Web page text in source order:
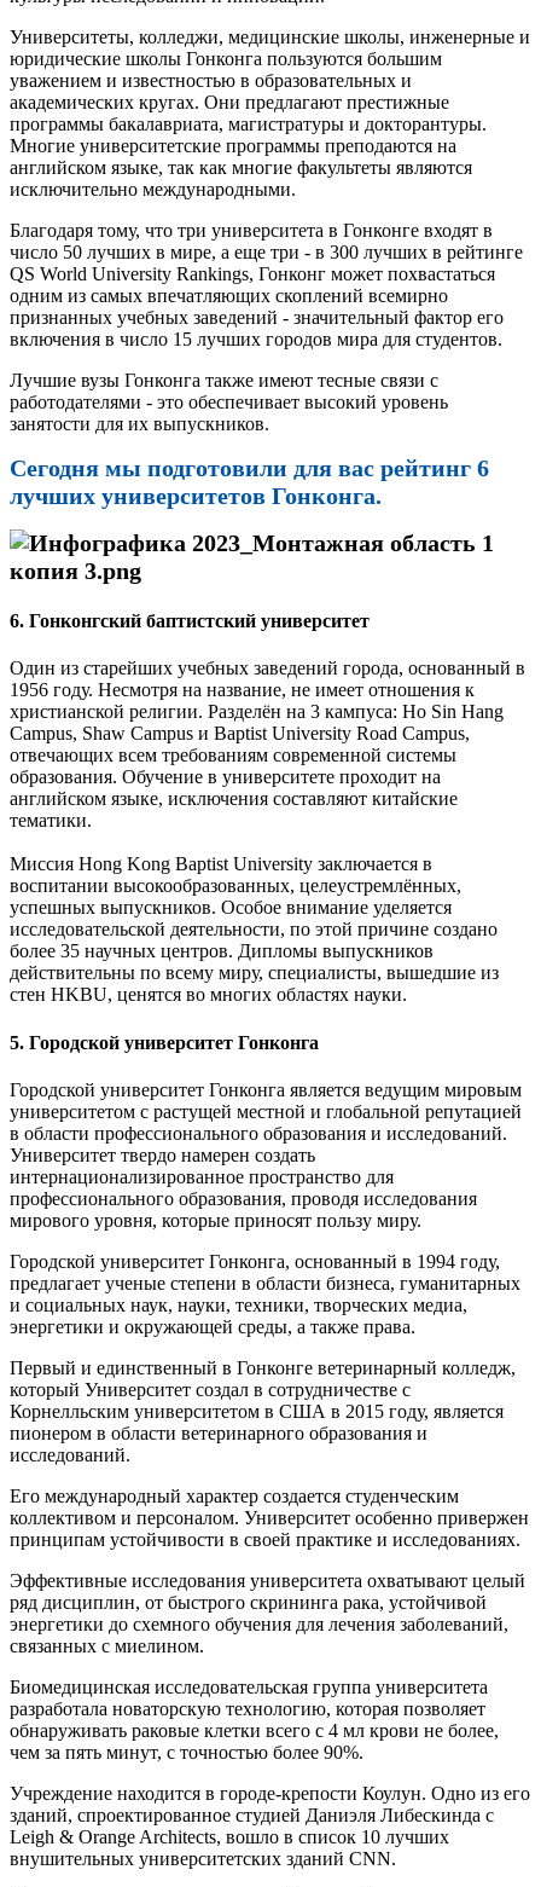
Университеты, колледжи, медицинские школы, инженерные и
юридические школы Гонконга пользуются большим
уважением и известностью в образовательных и
академических кругах. Они предлагают престижные
программы бакалавриата, магистратуры и докторантуры.
Многие университетские программы преподаются на
английском языке, так как многие факультеты являются
исключительно международными.
Благодаря тому, что три университета в Гонконге входят в
число 50 лучших в мире, а еще три - в 300 лучших в рейтинге
QS World University Rankings, Гонконг может похвастаться
одним из самых впечатляющих скоплений всемирно
признанных учебных заведений - значительный фактор его
включения в число 15 лучших городов мира для студентов.
Лучшие вузы Гонконга также имеют тесные связи с
работодателями - это обеспечивает высокий уровень
занятости для их выпускников.
Сегодня мы подготовили для вас рейтинг 6
лучших университетов Гонконга.
6. Гонконгский баптистский университет
Один из старейших учебных заведений города, основанный в
1956 году. Несмотря на название, не имеет отношения к
христианской религии. Разделён на 3 кампуса: Ho Sin Hang
Campus, Shaw Campus и Baptist University Road Campus,
отвечающих всем требованиям современной системы
образования. Обучение в университете проходит на
английском языке, исключения составляют китайские
тематики.
Миссия Hong Kong Baptist University заключается в
воспитании высокообразованных, целеустремлённых,
успешных выпускников. Особое внимание уделяется
исследовательской деятельности, по этой причине создано
более 35 научных центров. Дипломы выпускников
действительны по всему миру, специалисты, вышедшие из
стен HKBU, ценятся во многих областях науки.
5. Городской университет Гонконга
Городской университет Гонконга является ведущим мировым
университетом с растущей местной и глобальной репутацией
в области профессионального образования и исследований.
Университет твердо намерен создать
интернационализированное пространство для
профессионального образования, проводя исследования
мирового уровня, которые приносят пользу миру.
Городской университет Гонконга, основанный в 1994 году,
предлагает ученые степени в области бизнеса, гуманитарных
и социальных наук, науки, техники, творческих медиа,
энергетики и окружающей среды, а также права.
Первый и единственный в Гонконге ветеринарный колледж,
который Университет создал в сотрудничестве с
Корнелльским университетом в США в 2015 году, является
пионером в области ветеринарного образования и
исследований.
Его международный характер создается студенческим
коллективом и персоналом. Университет особенно привержен
принципам устойчивости в своей практике и исследованиях.
Эффективные исследования университета охватывают целый
ряд дисциплин, от быстрого скрининга рака, устойчивой
энергетики до схемного обучения для лечения заболеваний,
связанных с миелином.
Биомедицинская исследовательская группа университета
разработала новаторскую технологию, которая позволяет
обнаруживать раковые клетки всего с 4 мл крови не более,
чем за пять минут, с точностью более 90%.
Учреждение находится в городе-крепости Коулун. Одно из его
зданий, спроектированное студией Даниэля Либескинда с
Leigh & Orange Architects, вошло в список 10 лучших
внушительных университетских зданий CNN.